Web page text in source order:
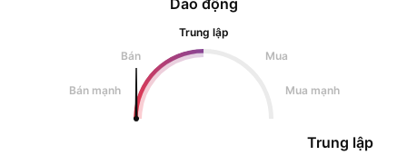
Dao động
Trung lập
Bán
Mua
Bán mạnh Mua mạnh
Trung lập